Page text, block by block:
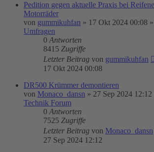
Pedition gegen aktuelle Praxis bei
Motorräder
von gummikuhfan » 17 Okt 2024 00:08
Umfragen
0 Antworten
8415 Zugriffe
Letzter Beitrag von gummikuhfan
17 Okt 2024 00:08
DR500 Krümmer demontieren
von Monaco_dansn » 27 Sep 2024 12:12
Technik Forum
0 Antworten
7525 Zugriffe
Letzter Beitrag von Monaco_dansn
27 Sep 2024 12:12